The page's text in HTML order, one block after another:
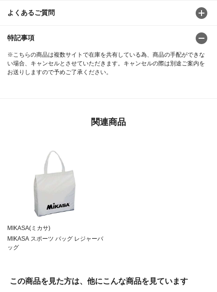
よくあるご質問
特記事項
※こちらの商品は複数サイトで在庫を共有している為、商品の手配ができな
い場合、キャンセルとさせていただきます。キャンセルの際は別途ご案内を
お送りしますので予めご了承ください。
関連商品
MIKASA(ミカサ)
MIKASA スポーツ バッグ レジャーバ
ッグ
この商品を見た方は、他にこんな商品を見ています